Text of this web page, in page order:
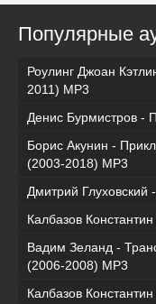
Популярные
Роулинг Джоан
2011) MP3
Денис Бурмистров -
Борис Акунин -
(2003-2018) МР3
Дмитрий
Калбазов
Вадим Зеланд -
(2006-2008) MP3
Калбазов